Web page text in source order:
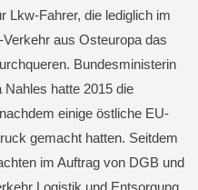
Lkw-Fahrer, die lediglich im
Verkehr aus Osteuropa das
Bundesministerin
Nahles hatte 2015 die
einige östliche EU-
gemacht hatten. Seitdem
im Auftrag von DGB und